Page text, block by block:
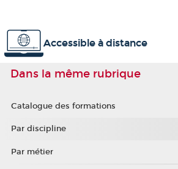
Accessible à distance
Dans la même rubrique
Catalogue des formations
Par discipline
Par métier